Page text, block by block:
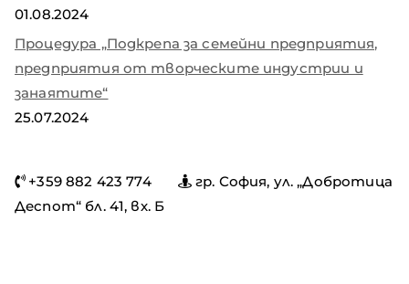
01.08.2024
Процедура „Подкрепа за семейни предприятия,
предприятия от творческите индустрии и
занаятите“
25.07.2024
+359 882 423 774
гр. София, ул. „Добротица
Деспот“ бл. 41, вх. Б